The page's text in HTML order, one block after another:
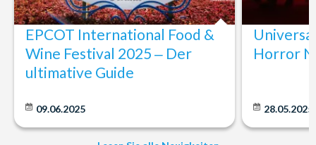
EPCOT International Food &
Wine Festival 2025 ‒ Der
ultimative Guide
09.06.2025
Horror
28.05.2025